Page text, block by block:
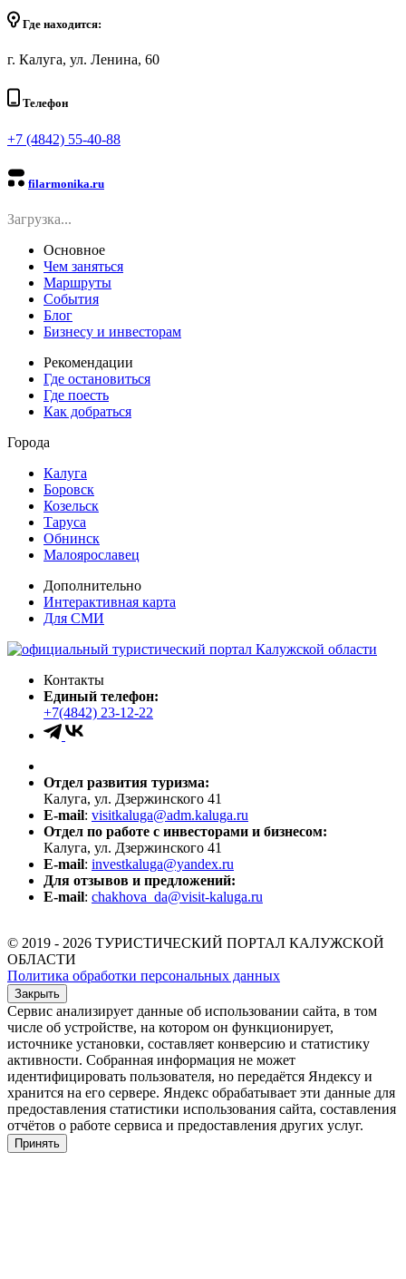
Где находится:
г. Калуга, ул. Ленина, 60
Телефон
+7 (4842) 55-40-88
filarmonika.ru
Загрузка...
Основное
Чем заняться
Маршруты
События
Блог
Бизнесу и инвесторам
Рекомендации
Где остановиться
Где поесть
Как добраться
Города
Калуга
Боровск
Козельск
Таруса
Обнинск
Малоярославец
Дополнительно
Интерактивная карта
Для СМИ
Контакты
Единый телефон:
+7(4842) 23-12-22
Отдел развития туризма:
Калуга, ул. Дзержинского 41
E-mail: visitkaluga@adm.kaluga.ru
Отдел по работе с инвесторами и бизнесом:
Калуга, ул. Дзержинского 41
E-mail: investkaluga@yandex.ru
Для отзывов и предложений:
E-mail: chakhova_da@visit-kaluga.ru
© 2019 - 2026 ТУРИСТИЧЕСКИЙ ПОРТАЛ КАЛУЖСКОЙ
ОБЛАСТИ
Политика обработки персональных данных
Закрыть
Сервис анализирует данные об использовании сайта, в том
числе об устройстве, на котором он функционирует,
источнике установки, составляет конверсию и статистику
активности. Собранная информация не может
идентифицировать пользователя, но передаётся Яндексу и
хранится на его сервере. Яндекс обрабатывает эти данные для
предоставления статистики использования сайта, составления
отчётов о работе сервиса и предоставления других услуг.
Принять